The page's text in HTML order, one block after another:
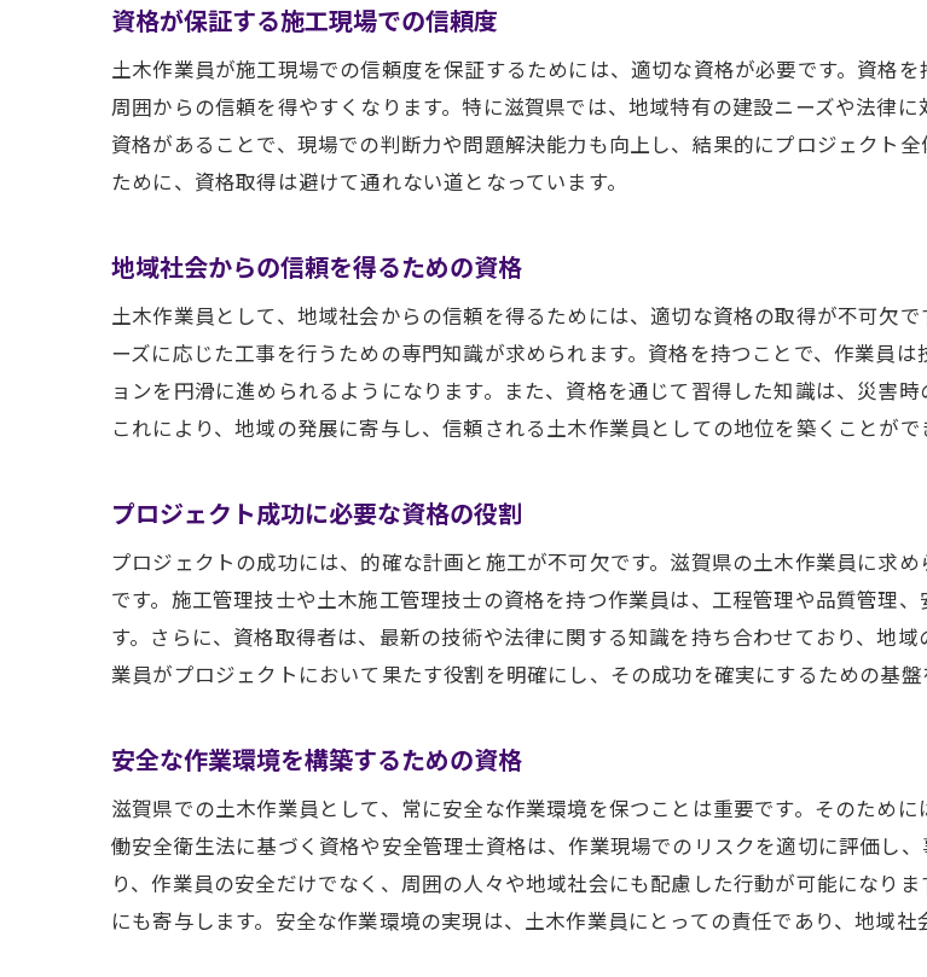
資格が保証する施工現場での信頼度
土木作業員が施工現場での信頼度を保証するためには、適切な資格が必要です。資格
周囲からの信頼を得やすくなります。特に滋賀県では、地域特有の建設ニーズや法律
資格があることで、現場での判断力や問題解決能力も向上し、結果的にプロジェクト
ために、資格取得は避けて通れない道となっています。
地域社会からの信頼を得るための資格
土木作業員として、地域社会からの信頼を得るためには、適切な資格の取得が不可欠
ーズに応じた工事を行うための専門知識が求められます。資格を持つことで、作業員
ョンを円滑に進められるようになります。また、資格を通じて習得した知識は、災害
これにより、地域の発展に寄与し、信頼される土木作業員としての地位を築くことがで
プロジェクト成功に必要な資格の役割
プロジェクトの成功には、的確な計画と施工が不可欠です。滋賀県の土木作業員に求
です。施工管理技士や土木施工管理技士の資格を持つ作業員は、工程管理や品質管理
す。さらに、資格取得者は、最新の技術や法律に関する知識を持ち合わせており、地
業員がプロジェクトにおいて果たす役割を明確にし、その成功を確実にするための基盤
安全な作業環境を構築するための資格
滋賀県での土木作業員として、常に安全な作業環境を保つことは重要です。そのため
働安全衛生法に基づく資格や安全管理士資格は、作業現場でのリスクを適切に評価し
り、作業員の安全だけでなく、周囲の人々や地域社会にも配慮した行動が可能になり
にも寄与します。安全な作業環境の実現は、土木作業員にとっての責任であり、地域社